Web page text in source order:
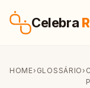
Celebra
HOME› GLOSSÁRIO›